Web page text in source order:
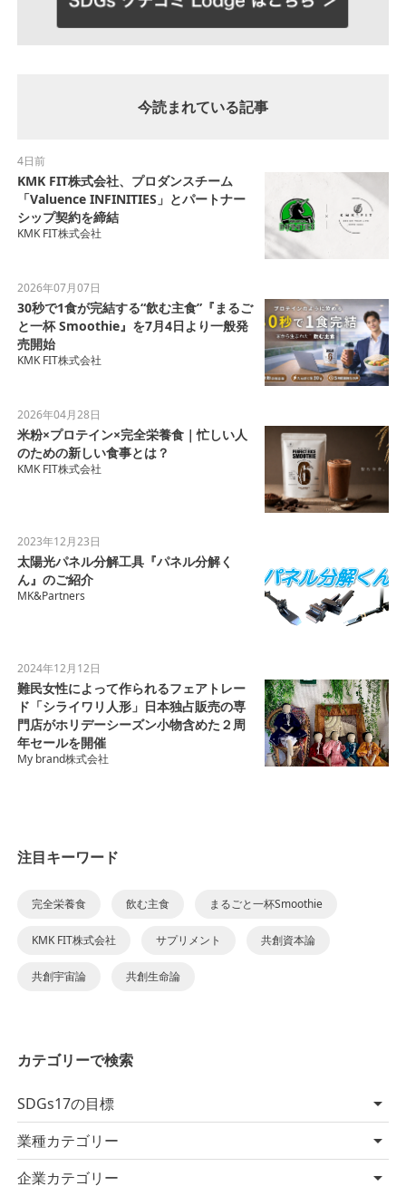
今読まれている記事
4日前
KMK FIT株式会社、プロダンスチーム
「Valuence INFINITIES」とパートナー
シップ契約を締結
KMK FIT株式会社
2026年07月07日
30秒で1食が完結する“飲む主食”『まるご
と一杯 Smoothie』を7月4日より一般発
売開始
KMK FIT株式会社
2026年04月28日
米粉×プロテイン×完全栄養食｜忙しい人
のための新しい食事とは？
KMK FIT株式会社
2023年12月23日
太陽光パネル分解工具『パネル分解く
ん』のご紹介
MK&Partners
2024年12月12日
難民女性によって作られるフェアトレー
ド「シライワリ人形」日本独占販売の専
門店がホリデーシーズン小物含めた２周
年セールを開催
My brand株式会社
注目キーワード
完全栄養食 飲む主食 まるごと一杯Smoothie
KMK FIT株式会社 サプリメント 共創資本論
共創宇宙論 共創生命論
カテゴリーで検索
SDGs17の目標
業種カテゴリー
企業カテゴリー